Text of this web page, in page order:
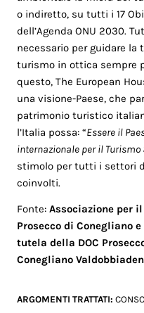
o indiretto, su tutti i 17
dell’Agenda ONU 2030.
necessario per guidare la
turismo in ottica sempre
questo, The European
una visione-Paese, che
patrimonio turistico
l’Italia possa: “Essere il
internazionale per il Turismo
stimolo per tutti i settori
coinvolti.
Fonte:Associazione per
Prosecco di Conegliano
tutela della DOC
Conegliano
ARGOMENTI TRATTATI: